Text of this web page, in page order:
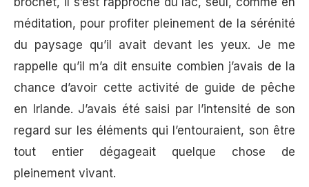
méditation, pour profiter pleinement de la sérénité
du paysage qu’il avait devant les yeux. Je me
rappelle qu’il m’a dit ensuite combien j’avais de la
chance d’avoir cette activité de guide de pêche
en Irlande. J’avais été saisi par l’intensité de son
regard sur les éléments qui l’entouraient, son être
tout entier dégageait quelque chose de
pleinement vivant.